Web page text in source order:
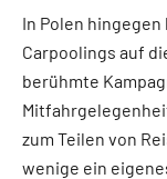
In Polen hingegen
Carpoolings auf
berühmte
zum Teilen von
wenige ein